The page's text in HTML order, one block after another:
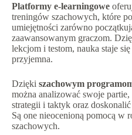
Platformy e-learningowe
treningów szachowych, które
umiejętności zarówno
zaawansowanym graczom.
lekcjom i testom, nauka staje
przyjemna.
Dzięki szachowym
można analizować swoje
strategii i taktyk oraz
Są one nieocenioną pomocą w
szachowych.